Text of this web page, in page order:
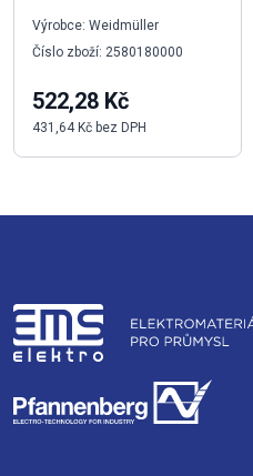
Výrobce: Weidmüller
Číslo zboží: 2580180000
522,28 Kč
431,64 Kč bez DPH